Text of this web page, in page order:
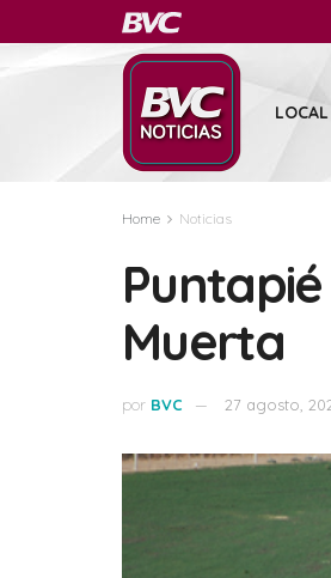
LOCAL
Home Noticias
Muerta
por BVC 27 agosto,